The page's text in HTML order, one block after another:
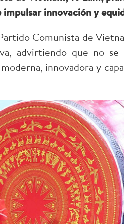
innovación y
Comunista de
advirtiendo que no se
innovadora y